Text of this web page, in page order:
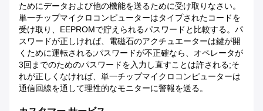
ためにデータおよび他の機能を送るために受け取りなさい。
単一チップマイクロコンピューターはタイプされたコードを
受け取り、EEPROMで貯えられるパスワードと比較する。パ
スワードが正しければ、電磁石のアクチュエーターは鍵が開
くために運転される;パスワードが不正確なら、オペレータが
3回までのためのパスワードを入力し直すことは許される;そ
れが正しくなければ、単一チップマイクロコンピューターは
通信回線を通して理性的なモニターに警報を送る。